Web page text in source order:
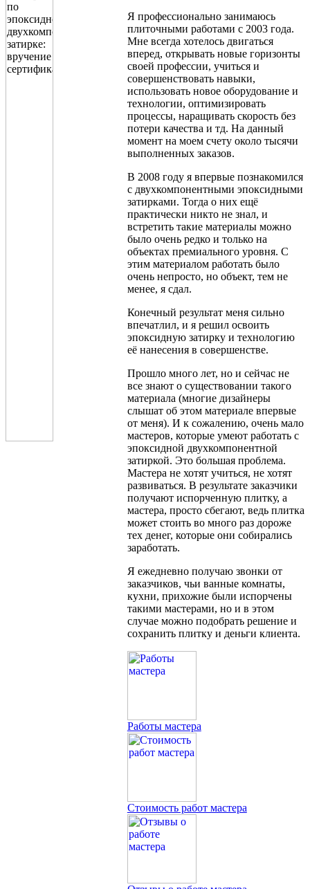
Я профессионально занимаюсь
плиточными работами с 2003 года.
Мне всегда хотелось двигаться
вперед, открывать новые горизонты
своей профессии, учиться и
совершенствовать навыки,
использовать новое оборудование и
технологии, оптимизировать
процессы, наращивать скорость без
потери качества и тд. На данный
момент на моем счету около тысячи
выполненных заказов.
В 2008 году я впервые познакомился
с двухкомпонентными эпоксидными
затирками. Тогда о них ещё
практически никто не знал, и
встретить такие материалы можно
было очень редко и только на
объектах премиального уровня. С
этим материалом работать было
очень непросто, но объект, тем не
менее, я сдал.
Конечный результат меня сильно
впечатлил, и я решил освоить
эпоксидную затирку и технологию
её нанесения в совершенстве.
Прошло много лет, но и сейчас не
все знают о существовании такого
материала (многие дизайнеры
слышат об этом материале впервые
от меня). И к сожалению, очень мало
мастеров, которые умеют работать с
эпоксидной двухкомпонентной
затиркой. Это большая проблема.
Мастера не хотят учиться, не хотят
развиваться. В результате заказчики
получают испорченную плитку, а
мастера, просто сбегают, ведь плитка
может стоить во много раз дороже
тех денег, которые они собирались
заработать.
Я ежедневно получаю звонки от
заказчиков, чьи ванные комнаты,
кухни, прихожие были испорчены
такими мастерами, но и в этом
случае можно подобрать решение и
сохранить плитку и деньги клиента.
Работы мастера
Стоимость работ мастера